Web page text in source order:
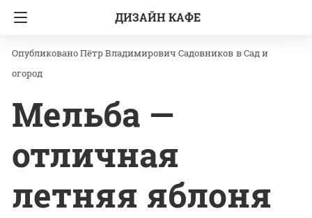
ДИЗАЙН КАФЕ
Главная Сад и огород
Пётр Владимирович Садовников вСад и
огород
Мельба —
отличная
летняя яблоня